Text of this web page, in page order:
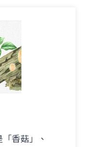
香菇」、